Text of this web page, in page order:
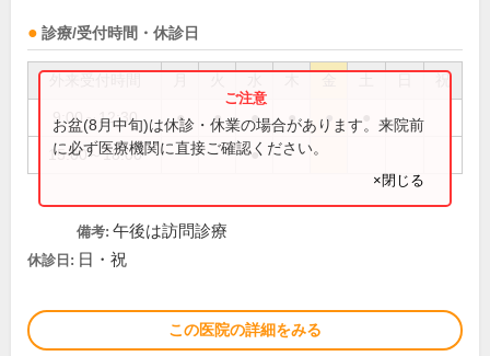
診療/受付時間・休診日
祝
9:00～12:30 ● ● ● ● ●
15:00～18:00 ●
お盆(8月中旬)は休診・休業の場合があります。来院前
に必ず医療機関に直接ご確認ください。
×閉じる
備考: 午後は訪問診療
休診日: 日・祝
この医院の詳細をみる